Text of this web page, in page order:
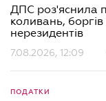
ДПС роз'яснила
коливань,
нерезидентів
7.08.2026, 12:09
ПОДАТКИ